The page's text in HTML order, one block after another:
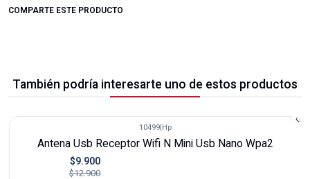
COMPARTE ESTE PRODUCTO
También podría interesarte uno de estos productos
10499|Hp
Antena Usb Receptor Wifi N Mini Usb Nano Wpa2
$9.900
$12.900